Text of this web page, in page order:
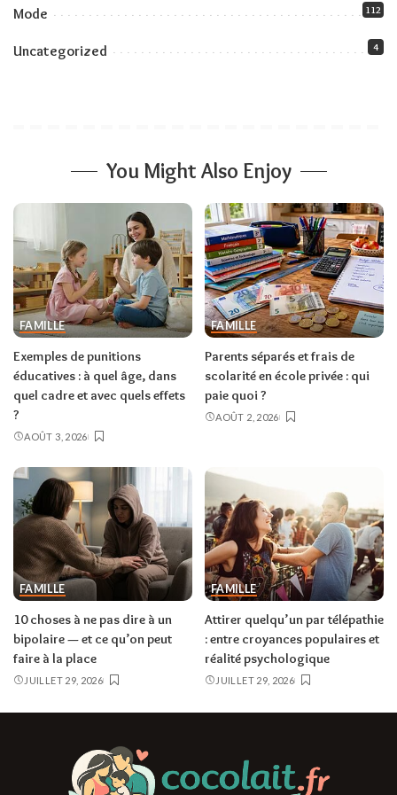
Mode 112
Uncategorized 4
You Might Also Enjoy
FAMILLE
Exemples de punitions
éducatives : à quel âge, dans
quel cadre et avec quels effets
?
AOÛT 3, 2026
FAMILLE
Parents séparés et frais de
scolarité en école privée : qui
paie quoi ?
AOÛT 2, 2026
FAMILLE
10 choses à ne pas dire à un
bipolaire — et ce qu’on peut
faire à la place
JUILLET 29, 2026
FAMILLE
Attirer quelqu’un par télépathie
: entre croyances populaires et
réalité psychologique
JUILLET 29, 2026